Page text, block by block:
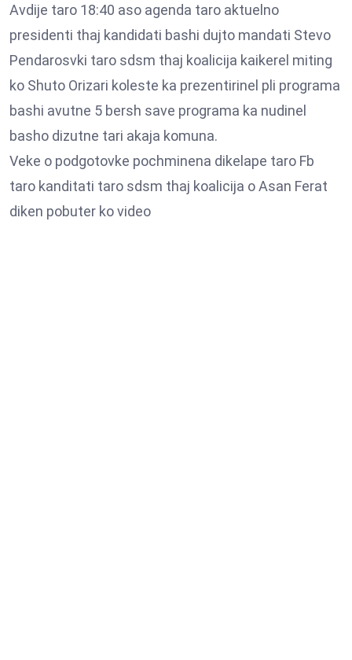
Avdije taro 18:40 aso agenda taro aktuelno
presidenti thaj kandidati bashi dujto mandati Stevo
Pendarosvki taro sdsm thaj koalicija kaikerel miting
ko Shuto Orizari koleste ka prezentirinel pli programa
bashi avutne 5 bersh save programa ka nudinel
basho dizutne tari akaja komuna.
Veke o podgotovke pochminena dikelape taro Fb
taro kanditati taro sdsm thaj koalicija o Asan Ferat
diken pobuter ko video